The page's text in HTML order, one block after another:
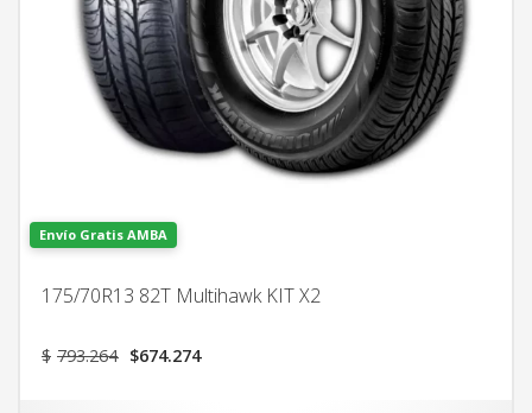
Envío Gratis AMBA
175/70R13 82T Multihawk KIT X2
$ 793.264 El
$674.274El